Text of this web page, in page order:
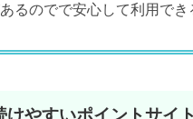
るのでで安心して利用でき
けやすいポイントサイト